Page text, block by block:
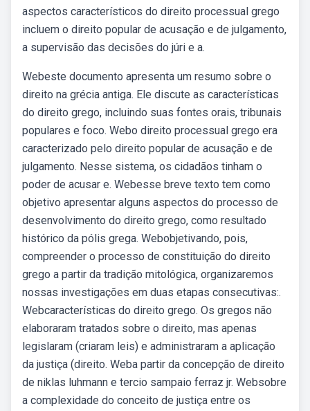
aspectos característicos do direito processual grego
incluem o direito popular de acusação e de julgamento,
a supervisão das decisões do júri e a.
Webeste documento apresenta um resumo sobre o
direito na grécia antiga. Ele discute as características
do direito grego, incluindo suas fontes orais, tribunais
populares e foco. Webo direito processual grego era
caracterizado pelo direito popular de acusação e de
julgamento. Nesse sistema, os cidadãos tinham o
poder de acusar e. Webesse breve texto tem como
objetivo apresentar alguns aspectos do processo de
desenvolvimento do direito grego, como resultado
histórico da pólis grega. Webobjetivando, pois,
compreender o processo de constituição do direito
grego a partir da tradição mitológica, organizaremos
nossas investigações em duas etapas consecutivas:.
Webcaracterísticas do direito grego. Os gregos não
elaboraram tratados sobre o direito, mas apenas
legislaram (criaram leis) e administraram a aplicação
da justiça (direito. Weba partir da concepção de direito
de niklas luhmann e tercio sampaio ferraz jr. Websobre
a complexidade do conceito de justiça entre os